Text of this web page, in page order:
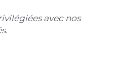
avec nos